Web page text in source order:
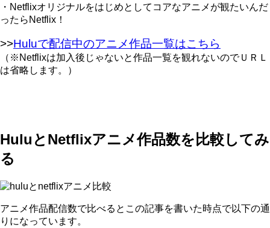
・Netflixオリジナルをはじめとしてコアなアニメが観たいんだ
ったらNetflix！
>>Huluで配信中のアニメ作品一覧はこちら
（※Netflixは加入後じゃないと作品一覧を観れないのでＵＲＬ
は省略します。）
HuluとNetflixアニメ作品数を比較してみ
る
アニメ作品配信数で比べるとこの記事を書いた時点で以下の通
りになっています。